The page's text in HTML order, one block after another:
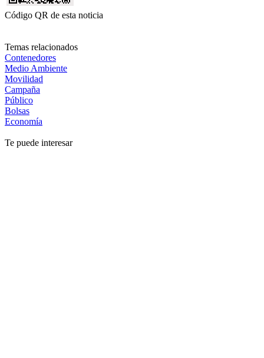
Código QR de esta noticia
Temas relacionados
Contenedores
Medio Ambiente
Movilidad
Campaña
Público
Bolsas
Economía
Te puede interesar